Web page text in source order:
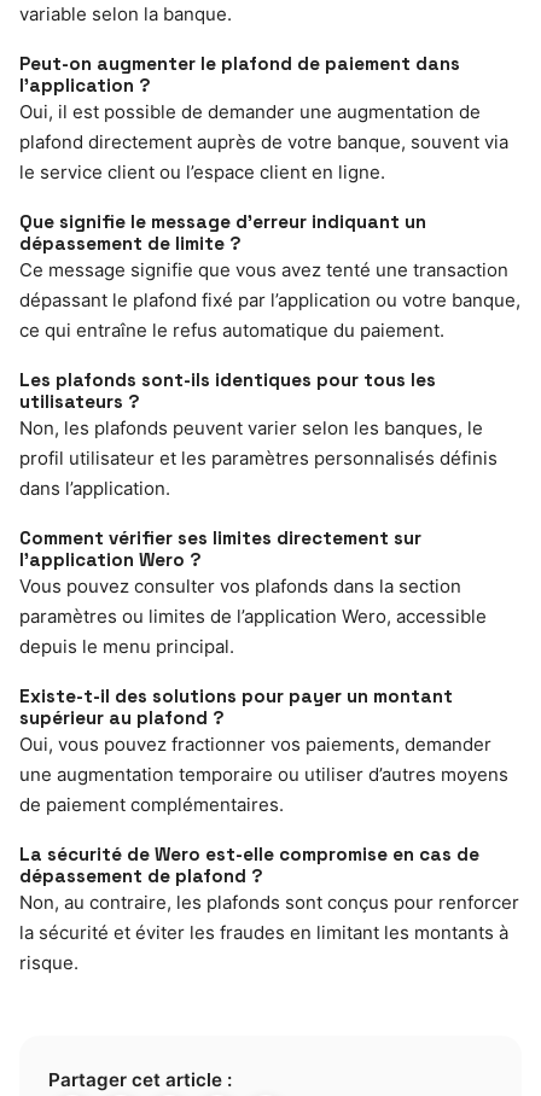
variable selon la banque.
Peut-on augmenter le plafond de paiement dans
l’application ?
Oui, il est possible de demander une augmentation de
plafond directement auprès de votre banque, souvent via
le service client ou l’espace client en ligne.
Que signifie le message d’erreur indiquant un
dépassement de limite ?
Ce message signifie que vous avez tenté une transaction
dépassant le plafond fixé par l’application ou votre banque,
ce qui entraîne le refus automatique du paiement.
Les plafonds sont-ils identiques pour tous les
utilisateurs ?
Non, les plafonds peuvent varier selon les banques, le
profil utilisateur et les paramètres personnalisés définis
dans l’application.
Comment vérifier ses limites directement sur
l’application Wero ?
Vous pouvez consulter vos plafonds dans la section
paramètres ou limites de l’application Wero, accessible
depuis le menu principal.
Existe-t-il des solutions pour payer un montant
supérieur au plafond ?
Oui, vous pouvez fractionner vos paiements, demander
une augmentation temporaire ou utiliser d’autres moyens
de paiement complémentaires.
La sécurité de Wero est-elle compromise en cas de
dépassement de plafond ?
Non, au contraire, les plafonds sont conçus pour renforcer
la sécurité et éviter les fraudes en limitant les montants à
risque.
Partager cet article :